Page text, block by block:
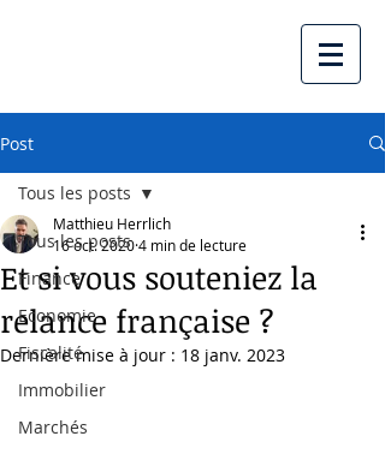
Post
Tous les posts
Finance
Economie
Fiscalité
Immobilier
Marchés
Tous les posts
Et si vous souteniez la
relance française ?
Matthieu Herrlich
16 oct. 20204 min de lecture
Dernière mise à jour : 18 janv. 2023